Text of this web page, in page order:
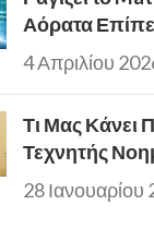
Αόρατα
4 Απριλίου
Τι Μας Κάνει
Τεχνητής
28 Ιανουαρίου